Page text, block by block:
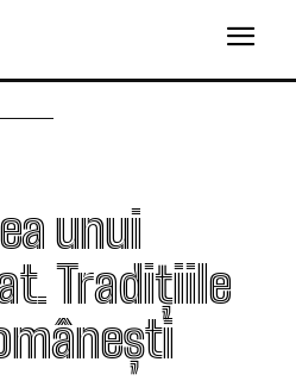
unui
Tradițiile